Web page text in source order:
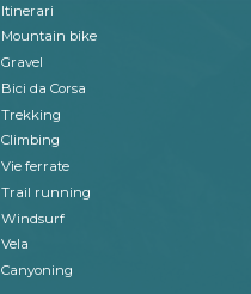
Itinerari
Mountain bike
Gravel
Bici da Corsa
Trekking
Climbing
Vie ferrate
Trail running
Windsurf
Vela
Canyoning